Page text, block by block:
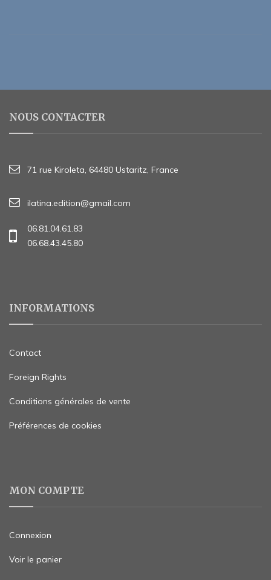
NOUS CONTACTER
71 rue Kiroleta, 64480 Ustaritz, France
ilatina.edition@gmail.com
06.81.04.61.83
06.68.43.45.80
INFORMATIONS
Contact
Foreign Rights
Conditions générales de vente
Préférences de cookies
MON COMPTE
Connexion
Voir le panier